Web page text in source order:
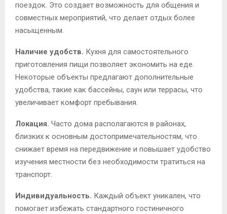
поездок. Это создает возможность для общения и
совместных мероприятий, что делает отдых более
насыщенным.
Наличие удобств. Кухня для самостоятельного
приготовления пищи позволяет экономить на еде.
Некоторые объекты предлагают дополнительные
удобства, такие как бассейны, саун или террасы, что
увеличивает комфорт пребывания.
Локация. Часто дома располагаются в районах,
близких к основным достопримечательностям, что
снижает время на передвижение и повышает удобство
изучения местности без необходимости тратиться на
транспорт.
Индивидуальность. Каждый объект уникален, что
помогает избежать стандартного гостиничного